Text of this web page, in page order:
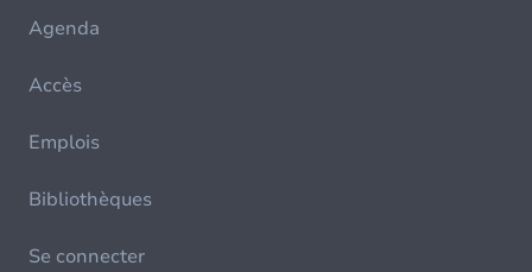
Agenda
Accès
Emplois
Bibliothèques
Se connecter